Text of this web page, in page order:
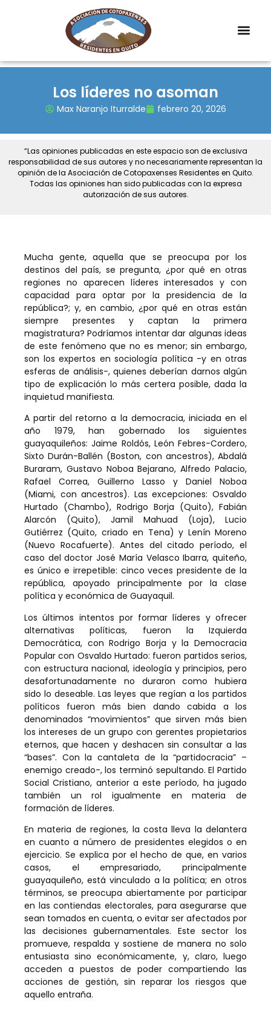
Los líderes no asoman
Max Naranjo Iturralde febrero 20, 2026
“Las opiniones publicadas en este espacio son de exclusiva
responsabilidad de sus autores y no necesariamente representan la
opinión de la Asociación de Cotopaxenses Residentes en Quito.
Todas las opiniones han sido publicadas con la expresa
autorización de sus autores.
Mucha gente, aquella que se preocupa por los
destinos del país, se pregunta, ¿por qué en otras
regiones no aparecen líderes interesados y con
capacidad para optar por la presidencia de la
república?; y, en cambio, ¿por qué en otras están
siempre presentes y captan la primera
magistratura? Podríamos intentar dar algunas ideas
de este fenómeno que no es menor; sin embargo,
son los expertos en sociología política -y en otras
esferas de análisis-, quienes deberían darnos algún
tipo de explicación lo más certera posible, dada la
inquietud manifiesta.
A partir del retorno a la democracia, iniciada en el
año 1979, han gobernado los siguientes
guayaquileños: Jaime Roldós, León Febres-Cordero,
Sixto Durán-Ballén (Boston, con ancestros), Abdalá
Buraram, Gustavo Noboa Bejarano, Alfredo Palacio,
Rafael Correa, Guillerno Lasso y Daniel Noboa
(Miami, con ancestros). Las excepciones: Osvaldo
Hurtado (Chambo), Rodrigo Borja (Quito), Fabián
Alarcón (Quito), Jamil Mahuad (Loja), Lucio
Gutiérrez (Quito, criado en Tena) y Lenín Moreno
(Nuevo Rocafuerte). Antes del citado período, el
caso del doctor José María Velasco Ibarra, quiteño,
es único e irrepetible: cinco veces presidente de la
república, apoyado principalmente por la clase
política y económica de Guayaquil.
Los últimos intentos por formar líderes y ofrecer
alternativas políticas, fueron la Izquierda
Democrática, con Rodrigo Borja y la Democracia
Popular con Osvaldo Hurtado: fueron partidos serios,
con estructura nacional, ideología y principios, pero
desafortunadamente no duraron como hubiera
sido lo deseable. Las leyes que regían a los partidos
políticos fueron más bien dando cabida a los
denominados “movimientos” que sirven más bien
los intereses de un grupo con gerentes propietarios
eternos, que hacen y deshacen sin consultar a las
“bases”. Con la cantaleta de la “partidocracia” –
enemigo creado-, los terminó sepultando. El Partido
Social Cristiano, anterior a este período, ha jugado
también un rol igualmente en materia de
formación de líderes.
En materia de regiones, la costa lleva la delantera
en cuanto a número de presidentes elegidos o en
ejercicio. Se explica por el hecho de que, en varios
casos, el empresariado, principalmente
guayaquileño, está vinculado a la política; en otros
términos, se preocupa abiertamente por participar
en las contiendas electorales, para asegurarse que
sean tomados en cuenta, o evitar ser afectados por
las decisiones gubernamentales. Este sector los
promueve, respalda y sostiene de manera no solo
entusiasta sino económicamente, y, claro, luego
acceden a puestos de poder compartiendo las
acciones de gestión, sin reparar los riesgos que
aquello entraña.